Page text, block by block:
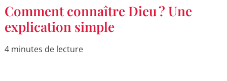
Comment connaître Dieu ? Une
explication simple
4 minutes de lecture
Comment
connaître
Dieu ?
Une
simple